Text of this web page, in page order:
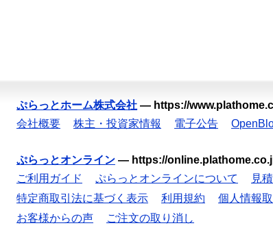
ぷらっとホーム株式会社 — https://
会社概要
株主・投資家情報 電子公告
ぷらっとオンライン — https://
ご利用ガイド
ぷらっとオンラインについて 見
特定商取引法に基づく表示
利用規約 個人情報
お客様からの声
ご注文の取り消し